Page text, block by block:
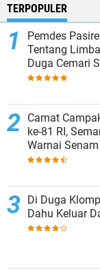
TERPOPULER
Pemdes
Tentang
Duga Cemari
Kesepakatan
Camat
ke-81 RI,
Warnai
Karaoke
Di Duga
Dahu Keluar